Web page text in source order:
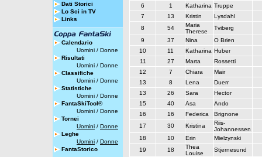
Dati Storici
Lo Sci in TV
Links
Calendario
Uomini / Donne
Risultati
Uomini / Donne
Classifiche
Uomini / Donne
Statistiche
Uomini / Donne
FantaSkiTool®
Uomini / Donne
Tornei
Uomini / Donne
Leghe
Uomini / Donne
FantaStorico
6
1 Katharina Truppe
7
13 Kristin
Lysdahl
8
54
Maria
Therese
Tviberg
9
37 Nina
O Brien
10
11 Katharina Huber
11
27 Marta
Rossetti
12
7 Chiara
Mair
13
8 Lena
Duerr
13
26 Sara
Hector
15
40 Asa
Ando
16
16 Federica
Brignone
17
30 Kristina
Riis-
Johannessen
18
10 Erin
Mielzynski
19
18
Thea
Louise
Stjernesund